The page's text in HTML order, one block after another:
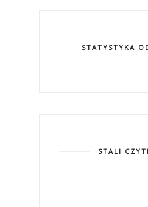
STATYSTYKA
STALI